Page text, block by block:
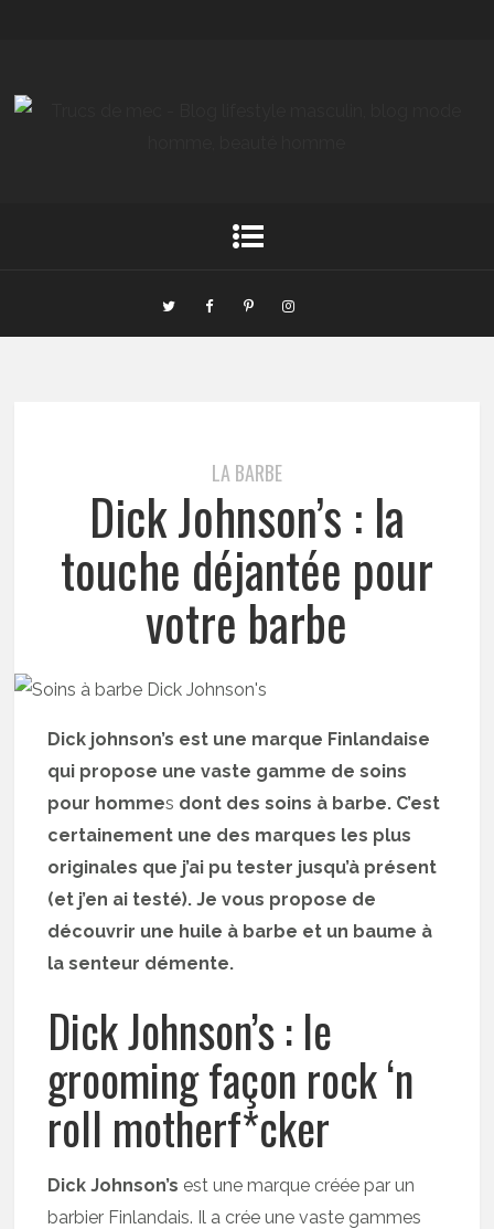
LA BARBE
Dick Johnson’s : la
touche déjantée pour
votre barbe
Dick johnson’s est une marque Finlandaise
qui propose une vaste gamme de soins
pour hommes dont des soins à barbe. C’est
certainement une des marques les plus
originales que j’ai pu tester jusqu’à présent
(et j’en ai testé). Je vous propose de
découvrir une huile à barbe et un baume à
la senteur démente.
Dick Johnson’s : le
grooming façon rock ‘n
roll motherf*cker
Dick Johnson’s est une marque créée par un
barbier Finlandais. Il a crée une vaste gammes